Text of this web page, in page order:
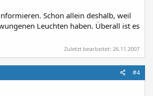
Schon allein deshalb, weil
Leuchten haben. Überall ist es
Zuletzt bearbeitet: 26.11.2007
#4